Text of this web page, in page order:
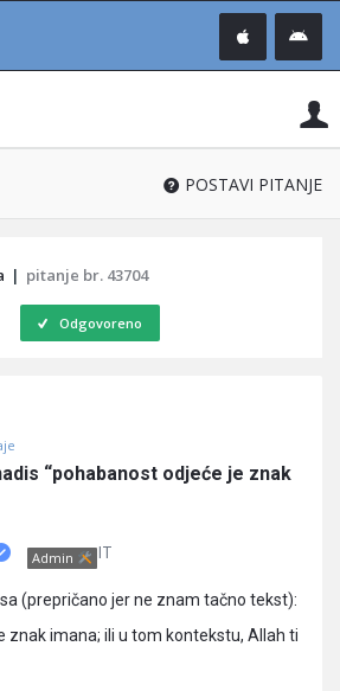
®
POSTAVI PITANJE
| pitanje br. 43704
Odgovoreno
“pohabanost odjeće je znak
Admin IT
(prepričano jer ne znam tačno tekst):
znak imana; ili u tom kontekstu, Allah ti